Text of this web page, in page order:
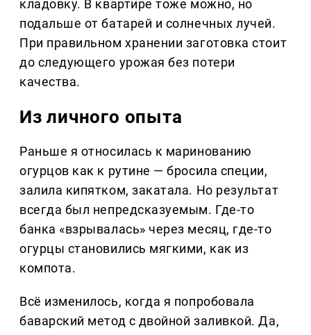
кладовку. В квартире тоже можно, но
подальше от батарей и солнечных лучей.
При правильном хранении заготовка стоит
до следующего урожая без потери
качества.
Из личного опыта
Раньше я относилась к маринованию
огурцов как к рутине — бросила специи,
залила кипятком, закатала. Но результат
всегда был непредсказуемым. Где-то
банка «взрывалась» через месяц, где-то
огурцы становились мягкими, как из
компота.
Всё изменилось, когда я попробовала
баварский метод с двойной заливкой. Да,